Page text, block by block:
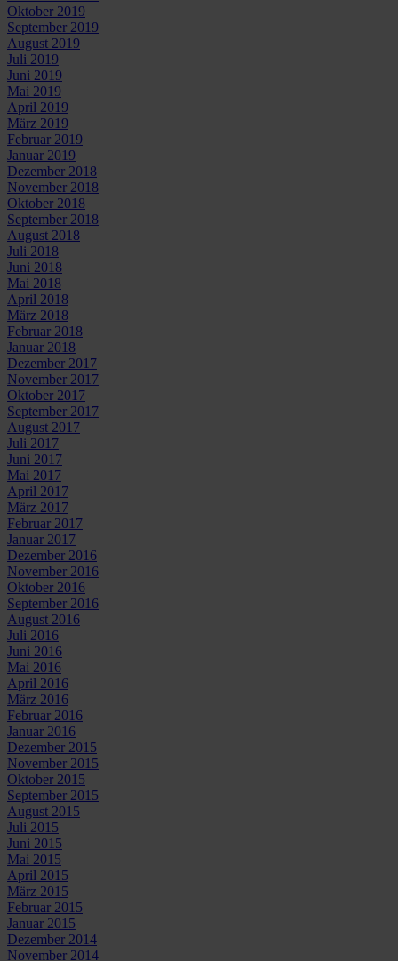
Oktober 2019
September 2019
August 2019
Juli 2019
Juni 2019
Mai 2019
April 2019
März 2019
Februar 2019
Januar 2019
Dezember 2018
November 2018
Oktober 2018
September 2018
August 2018
Juli 2018
Juni 2018
Mai 2018
April 2018
März 2018
Februar 2018
Januar 2018
Dezember 2017
November 2017
Oktober 2017
September 2017
August 2017
Juli 2017
Juni 2017
Mai 2017
April 2017
März 2017
Februar 2017
Januar 2017
Dezember 2016
November 2016
Oktober 2016
September 2016
August 2016
Juli 2016
Juni 2016
Mai 2016
April 2016
März 2016
Februar 2016
Januar 2016
Dezember 2015
November 2015
Oktober 2015
September 2015
August 2015
Juli 2015
Juni 2015
Mai 2015
April 2015
März 2015
Februar 2015
Januar 2015
Dezember 2014
November 2014